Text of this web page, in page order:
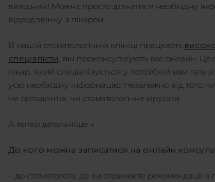
вихідний! Можна просто дізнатися необхідну
відеодзвінку з лікарем.
В нашій стоматологічній клініці працюють
спеціалісти, які проконсультують вас онлайн. Це
лікар, який спеціалізується у потрібній вам
усю необхідну інформацію. Незалежно від того, чи
чи ортодонтія, чи стоматологічна хірургія.
А тепер детальніше ↓
До кого можна записатися на онлайн
– до стоматолога, де ви отримаєте рекомендації